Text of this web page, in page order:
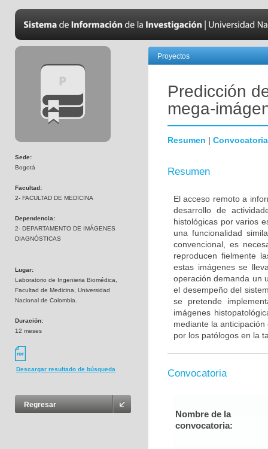
Sede:
Bogotá
Facultad:
2- FACULTAD DE MEDICINA
Dependencia:
2- DEPARTAMENTO DE IMÁGENES
DIAGNÓSTICAS
Lugar:
Laboratorio de Ingenieria Biomédica,
Facultad de Medicina, Universidad
Nacional de Colombia.
Duración:
12 meses
Descargar resultado de búsqueda
Regresar
Proyectos
Predicción
mega-
Resumen | Convocatoria
Resumen
El acceso remoto a
desarrollo de
histológicas por varios
una funcionalidad
convencional, es
reproducen fielmente
estas imágenes se
operación demanda un
el desempeño del
se pretende
imágenes
mediante la
por los patólogos en la
Convocatoria
Nombre de la
convocatoria: